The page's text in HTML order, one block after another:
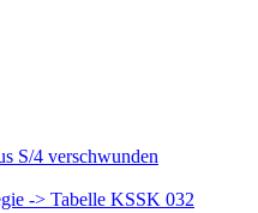
S/4 verschwunden
-> Tabelle KSSK 032